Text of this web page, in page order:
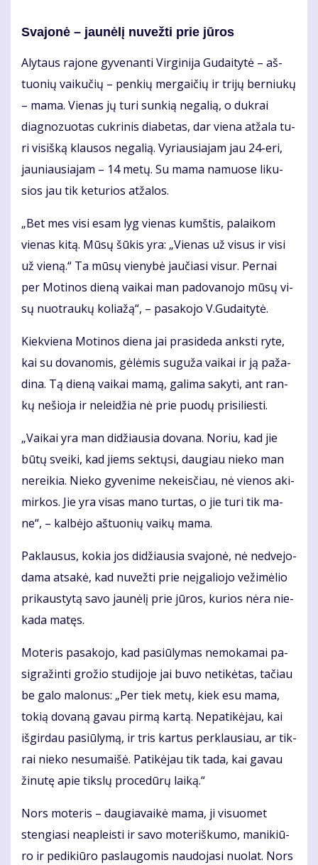
Sva­jo­nė – jau­nė­lį nu­vež­ti prie jū­ros
Aly­taus ra­jo­ne gy­ve­nan­ti Vir­gi­ni­ja Gu­dai­ty­tė – aš­
tuo­nių vai­ku­čių – pen­kių mer­gai­čių ir tri­jų ber­niu­kų
– ma­ma. Vie­nas jų tu­ri sun­kią ne­ga­lią, o duk­rai
diag­no­zuo­tas cuk­ri­nis dia­be­tas, dar vie­na at­ža­la tu­
ri vi­siš­ką klau­sos ne­ga­lią. Vy­riau­sia­jam jau 24-eri,
jau­niau­sia­jam – 14 me­tų. Su ma­ma na­muo­se li­ku­
sios jau tik ke­tu­rios at­ža­los.
„Bet mes vi­si esam lyg vie­nas kumš­tis, pa­lai­kom
vie­nas ki­tą. Mū­sų šū­kis yra: „Vie­nas už vi­sus ir vi­si
už vie­ną.“ Ta mū­sų vie­ny­bė jau­čia­si vi­sur. Per­nai
per Mo­ti­nos die­ną vai­kai man pa­do­va­no­jo mū­sų vi­
sų nuo­trau­kų ko­lia­žą“, – pa­sa­ko­jo V.Gu­dai­ty­tė.
Kiek­vie­na Mo­ti­nos die­na jai pra­si­de­da anks­ti ry­te,
kai su do­va­no­mis, gė­lė­mis su­gu­ža vai­kai ir ją pa­ža­
di­na. Tą die­ną vai­kai ma­mą, ga­li­ma sa­ky­ti, ant ran­
kų ne­šio­ja ir ne­lei­džia nė prie puo­dų pri­si­lies­ti.
„Vai­kai yra man di­džiau­sia do­va­na. No­riu, kad jie
bū­tų svei­ki, kad jiems sek­tų­si, dau­giau nie­ko man
ne­rei­kia. Nie­ko gy­ve­ni­me ne­keis­čiau, nė vie­nos aki­
mir­kos. Jie yra vi­sas ma­no tur­tas, o jie tu­ri tik ma­
ne“, – kal­bė­jo aš­tuo­nių vai­kų ma­ma.
Pa­klau­sus, ko­kia jos di­džiau­sia sva­jo­nė, nė ne­dve­jo­
da­ma at­sa­kė, kad nu­vež­ti prie ne­įga­lio­jo ve­ži­mė­lio
pri­kaus­ty­tą sa­vo jau­nė­lį prie jū­ros, ku­rios nė­ra nie­
ka­da ma­tęs.
Mo­te­ris pa­sa­ko­jo, kad pa­siū­ly­mas ne­mo­ka­mai pa­
sig­ra­žin­ti gro­žio stu­di­jo­je jai bu­vo ne­ti­kė­tas, ta­čiau
be ga­lo ma­lo­nus: „Per tiek me­tų, kiek esu ma­ma,
to­kią do­va­ną ga­vau pir­mą kar­tą. Ne­pa­ti­kė­jau, kai
iš­gir­dau pa­siū­ly­mą, ir tris kar­tus per­klau­siau, ar tik­
rai nie­ko ne­su­mai­šė. Pa­ti­kė­jau tik ta­da, kai ga­vau
ži­nu­tę apie tiks­lų pro­ce­dū­rų lai­ką.“
Nors mo­te­ris – dau­gia­vai­kė ma­ma, ji vi­suo­met
sten­gia­si ne­ap­leis­ti ir sa­vo mo­te­riš­ku­mo, ma­ni­kiū­
ro ir pe­di­kiū­ro pa­slau­go­mis nau­do­ja­si nuo­lat. Nors